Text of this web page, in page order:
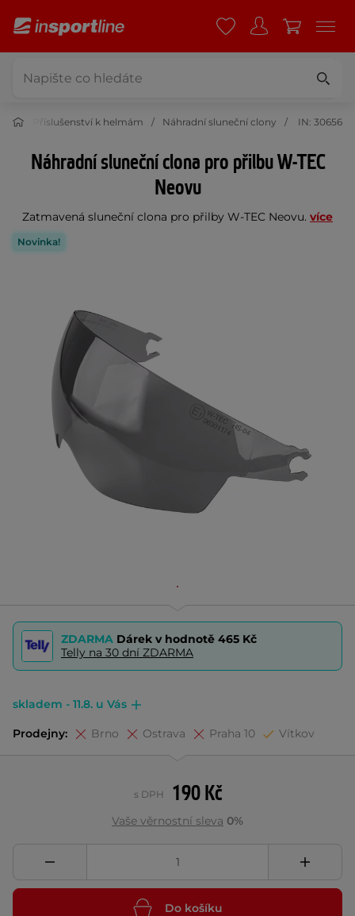
Příslušenství k helmám Náhradní sluneční clony IN: 30656
Náhradní sluneční clona pro přilbu W-TEC
Neovu
Zatmavená sluneční clona pro přilby W-TEC Neovu. více
Novinka!
ZDARMA Dárek v hodnotě 465 Kč
Telly na 30 dní ZDARMA
skladem - 11.8. u Vás
Prodejny: Brno Ostrava Praha 10 Vítkov
190 Kč
s DPH
Vaše věrnostní sleva 0%
Do košíku